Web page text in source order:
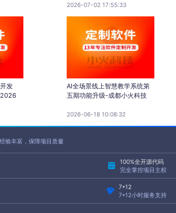
2026-07-02 17:55:33
发
2026
AI全场景线上智慧教学系统第
五期功能升级-成都小火科技
2026-06-18 10:08:32
经验丰富，保障项目质量
100%全开源代码
完全掌控项目主权
7*12
7*12小时服务支持